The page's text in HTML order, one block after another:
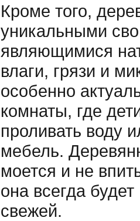
Кроме того,
уникальными
являющимися
влаги, грязи и
особенно
комнаты, где
проливать воду
мебель.
моется и не
она всегда
свежей.